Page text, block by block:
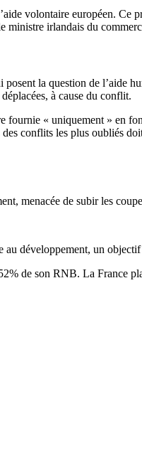
volontaire européen. Ce
ministre irlandais du
la question de l’aide
à cause du conflit.
« uniquement » en
conflits les plus oubliés
menacée de subir les
au développement, un
de son RNB. La France